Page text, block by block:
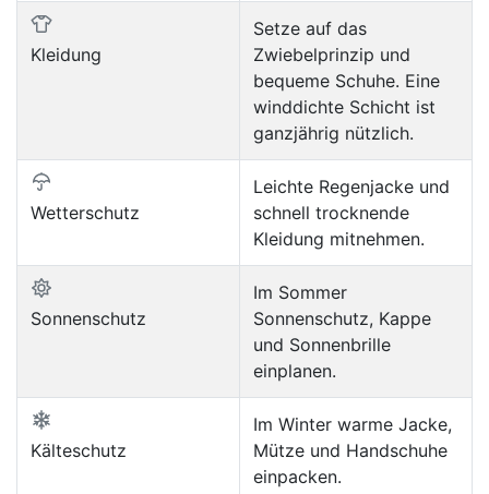
Kleidung
Setze auf das
Zwiebelprinzip und
bequeme Schuhe. Eine
winddichte Schicht ist
ganzjährig nützlich.
Wetterschutz
Leichte Regenjacke und
schnell trocknende
Kleidung mitnehmen.
Sonnenschutz
Im Sommer
Sonnenschutz, Kappe
und Sonnenbrille
einplanen.
Kälteschutz
Im Winter warme Jacke,
Mütze und Handschuhe
einpacken.